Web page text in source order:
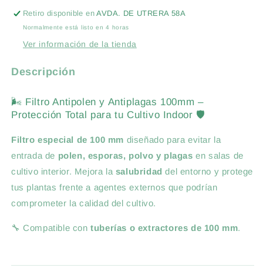
Retiro disponible enAVDA. DE UTRERA 58A
Normalmente está listo en 4 horas
Ver información de la tienda
Descripción
🌬️ Filtro Antipolen y Antiplagas 100mm –
Protección Total para tu Cultivo Indoor 🛡️
Filtro especial de 100 mm diseñado para evitar la
entrada de polen, esporas, polvo y plagas en salas de
cultivo interior. Mejora la salubridad del entorno y protege
tus plantas frente a agentes externos que podrían
comprometer la calidad del cultivo.
🔧 Compatible contuberías o extractores de 100 mm.